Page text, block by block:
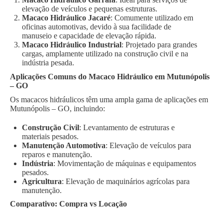
elevação de veículos e pequenas estruturas.
Macaco Hidráulico Jacaré: Comumente utilizado em
oficinas automotivas, devido à sua facilidade de
manuseio e capacidade de elevação rápida.
Macaco Hidráulico Industrial: Projetado para grandes
cargas, amplamente utilizado na construção civil e na
indústria pesada.
Aplicações Comuns do Macaco Hidráulico em Mutunópolis
– GO
Os macacos hidráulicos têm uma ampla gama de aplicações em
Mutunópolis – GO, incluindo:
Construção Civil: Levantamento de estruturas e
materiais pesados.
Manutenção Automotiva: Elevação de veículos para
reparos e manutenção.
Indústria: Movimentação de máquinas e equipamentos
pesados.
Agricultura: Elevação de maquinários agrícolas para
manutenção.
Comparativo: Compra vs Locação